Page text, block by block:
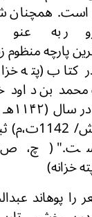
است. همچنان
به
پارچه منظوم
کتاب (پته
محمد بن داود
هوتک
۱۱٠۸ش/
( چ،
خزانه)
را پوهاند